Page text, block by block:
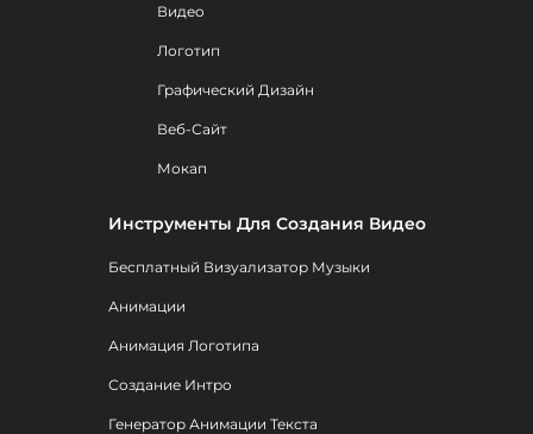
Видео
Логотип
Графический Дизайн
Веб-Сайт
Мокап
Инструменты Для Создания Видео
Бесплатный Визуализатор Музыки
Анимации
Анимация Логотипа
Создание Интро
Генератор Анимации Текста